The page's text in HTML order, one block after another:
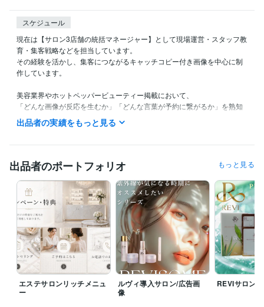
スケジュール
現在は【サロン3店舗の統括マネージャー】として現場運営・スタッフ教
育・集客戦略などを担当しています。
その経験を活かし、集客につながるキャッチコピー付き画像を中心に制
作しています。
美容業界やホットペッパービューティー掲載において、
「どんな画像が反応を生むか」「どんな言葉が予約に繋がるか」を熟知
しています。
単なるデザインではなく、“売上・集客導線を意識した構成”を心がけてい
ご連絡は24時間受付中です。
基本的に早朝や日中も可能な限り即レス対応をしておりますが、
本業や打ち合わせ・現場稼働中は一時的に返信が遅れる場合もございま
す。
確認次第、必ずご返信いたしますのでご安心ください。
ご相談ベースからでもお気軽にご連絡ください。
あなたのサロンにとって最適なページを一緒に作っていきましょう。
経験職種
ライフスタイル・その他 / 美容師・ネイリスト・美容家
経験年数 : 1
0年
出品者の実績をもっと見る
出品者のポートフォリオ もっと見る
エステサロンリッチメニュ
ー
ルヴィ導入サロン/広告画
像
REVIサロン